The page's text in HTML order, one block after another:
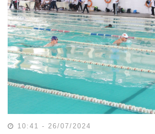
10:41 - 26/07/2024